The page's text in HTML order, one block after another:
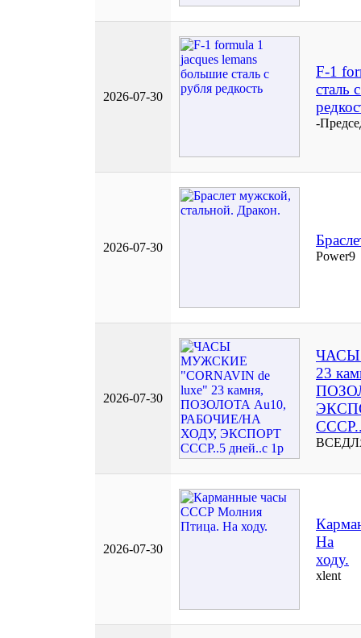
2026-07-30
F-1
сталь
-
2026-07-30
Power9
2026-07-30
ЧАСЫ
23
2026-07-30
На
ходу.
xlent